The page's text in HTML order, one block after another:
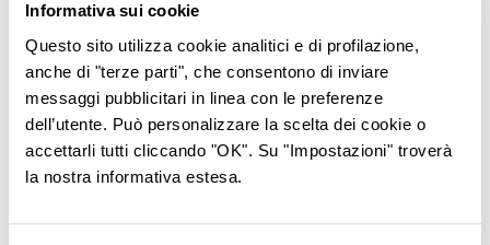
Informativa sui cookie
Questo sito utilizza cookie analitici e di profilazione,
anche di "terze parti", che consentono di inviare
messaggi pubblicitari in linea con le preferenze
dell’utente. Può personalizzare la scelta dei cookie o
accettarli tutti cliccando "OK". Su "Impostazioni" troverà
la nostra informativa estesa.
ortaggio primaverile appartiene alla famiglia delle Liliaceae,
che comprende oltre 240 specie. La sua base è composta
da radici principali, carnose e lunghe, sulle quali si sviluppano
ulteriori ramificazioni più sottili e corte, con funzione di
assorbimento del nutrimento.